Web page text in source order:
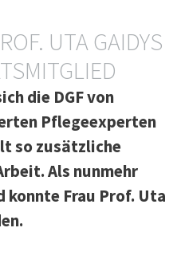
UTA GAIDYS A
die DGF von
Pflegeexperten
so zusätzliche
Als nunmehr
Frau Prof. Uta